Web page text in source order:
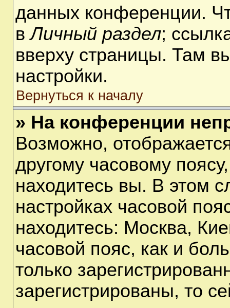
данных конференции.
вЛичный раздел;
вверху страницы. Там
настройки.
Вернуться к началу
» На конференции
Возможно,
другому часовому
находитесь вы. В этом
настройках часовой
находитесь: Москва,
часовой пояс, как и
только
зарегистрированы, то